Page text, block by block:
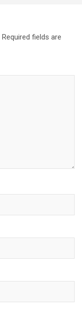
Required fields are